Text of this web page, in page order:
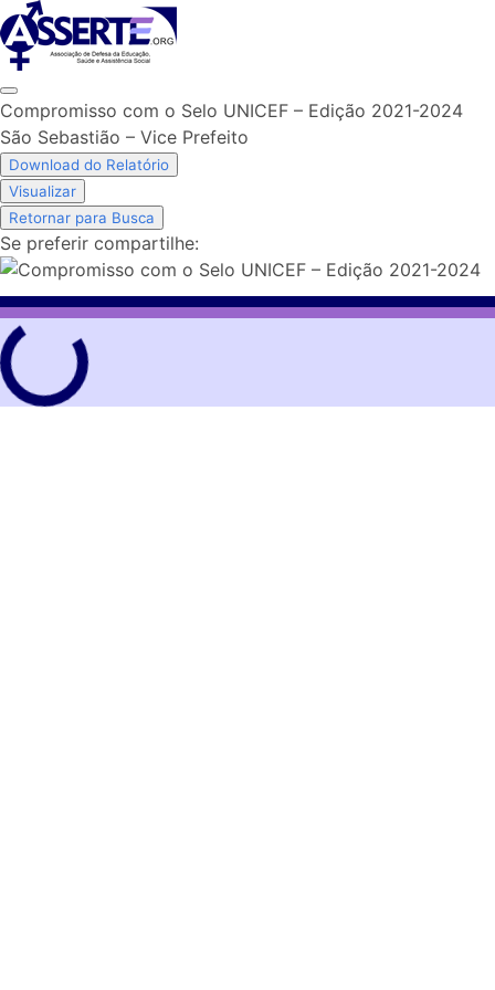
Skip
to
content
Compromisso com o Selo UNICEF – Edição 2021-2024
São Sebastião – Vice Prefeito
Download do Relatório
Visualizar
Retornar para Busca
Se preferir compartilhe: